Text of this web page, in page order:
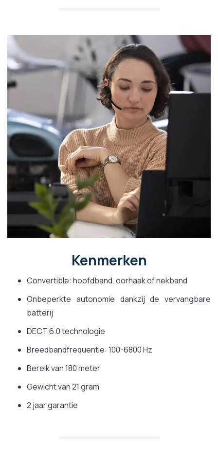
Kenmerken
Convertible: hoofdband, oorhaak of nekband
Onbeperkte autonomie dankzij de vervangbare
batterij
DECT 6.0 technologie
Breedbandfrequentie: 100-6800 Hz
Bereik van 180 meter
Gewicht van 21 gram
2 jaar garantie